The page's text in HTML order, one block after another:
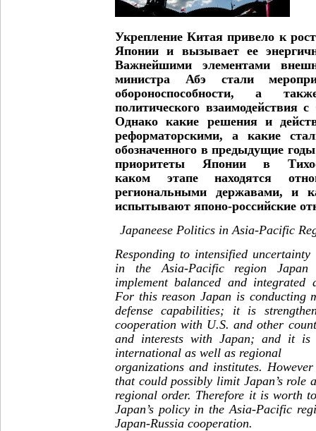
Укрепление Китая привело к
Японии и вызывает ее
Важнейшими элементами
министра Абэ стали
обороноспособности, а
политического
Однако какие решения и
реформаторскими, а какие
обозначенного в предыдущие
приоритеты Японии в
каком этапе находятся
региональными державами, и
испытывают японо-российские
Japaneese Politics in Asia-Pacific
Responding to intensified
in the Asia-Pacific region
implement balanced and integrated
For this reason Japan is conducting
defense capabilities; it is
cooperation with U.S. and other
and interests with Japan; and it
international as well as regional
organizations and institutes.
that could possibly limit Japan’s role
regional order. Therefore it is worth
Japan’s policy in the Asia-Pacific
Japan-Russia cooperation.